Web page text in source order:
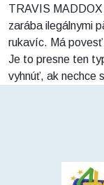
TRAVIS
zarába ilegálnymi
rukavíc. Má povesť
Je to presne ten
vyhnúť, ak nechce